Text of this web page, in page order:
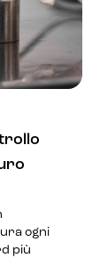
ogni
più